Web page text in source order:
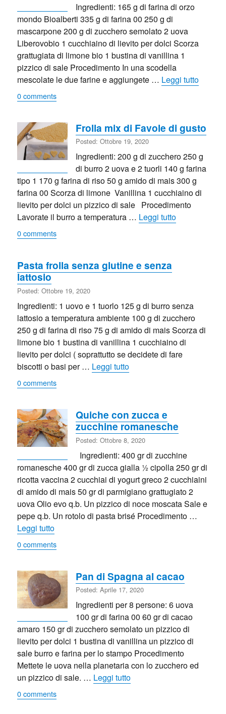
Ingredienti: 165 g di farina di orzo
mondo Bioalberti 335 g di farina 00 250 g di
mascarpone 200 g di zucchero semolato 2 uova
Liberovobio 1 cucchiaino di lievito per dolci Scorza
grattugiata di limone bio 1 bustina di vanillina 1
pizzico di sale Procedimento In una scodella
mescolate le due farine e aggiungete … Leggi tutto“Frolla
0 comments
Frolla mix di Favole di gusto
Posted: Ottobre 19, 2020
Ingredienti: 200 g di zucchero 250 g
di burro 2 uova e 2 tuorli 140 g farina
tipo 1 170 g farina di riso 50 g amido di mais 300 g
farina 00 Scorza di limone Vanillina 1 cucchiaino di
lievito per dolci un pizzico di sale Procedimento
Lavorate il burro a temperatura … Leggi tutto“Frolla mix di
0 comments
Pasta frolla senza glutine e senza
lattosio
Posted: Ottobre 19, 2020
Ingredienti: 1 uovo e 1 tuorlo 125 g di burro senza
lattosio a temperatura ambiente 100 g di zucchero
250 g di farina di riso 75 g di amido di mais Scorza di
limone bio 1 bustina di vanillina 1 cucchiaino di
lievito per dolci ( soprattutto se decidete di fare
biscotti o basi per … Leggi tutto“Pasta frolla senza glutine
0 comments
Quiche con zucca e
zucchine romanesche
Posted: Ottobre 8, 2020
Ingredienti: 400 gr di zucchine
romanesche 400 gr di zucca gialla ½ cipolla 250 gr di
ricotta vaccina 2 cucchiai di yogurt greco 2 cucchiaini
di amido di mais 50 gr di parmigiano grattugiato 2
uova Olio evo q.b. Un pizzico di noce moscata Sale e
pepe q.b. Un rotolo di pasta brisé Procedimento …
Leggi tutto“Quiche con zucca e zucchine romanesche”
0 comments
Pan di Spagna al cacao
Posted: Aprile 17, 2020
Ingredienti per 8 persone: 6 uova
100 gr di farina 00 60 gr di cacao
amaro 150 gr di zucchero semolato un pizzico di
lievito per dolci 1 bustina di vanillina un pizzico di
sale burro e farina per lo stampo Procedimento
Mettete le uova nella planetaria con lo zucchero ed
un pizzico di sale. … Leggi tutto“Pan di Spagna al cacao”
0 comments